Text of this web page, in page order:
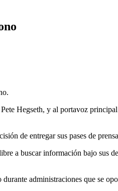
Hegseth, y al portavoz
de entregar sus pases de
a buscar información bajo sus
administraciones que se